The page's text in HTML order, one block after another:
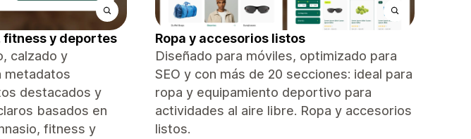
fitness y deportes
calzado y
metadatos
destacados y
basados ​​en
fitness y
Ropa y accesorios listos
Diseñado para móviles, optimizado para
SEO y con más de 20 secciones: ideal para
ropa y equipamiento deportivo para
actividades al aire libre. Ropa y accesorios
listos.